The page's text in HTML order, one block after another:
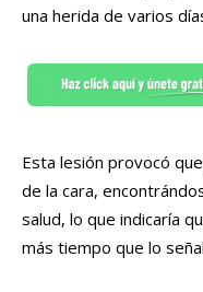
una herida de varios
Esta lesión provocó
de la cara,
salud, lo que indicaría
más tiempo que lo